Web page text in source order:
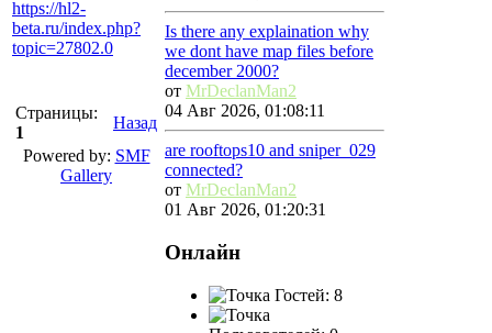
https://hl2-
beta.ru/index.php?
topic=27802.0
Страницы:
1
Назад
Powered by: SMF
Gallery
Is there any explaination why
we dont have map files before
december 2000?
от MrDeclanMan2
04 Авг 2026, 01:08:11
are rooftops10 and sniper_029
connected?
от MrDeclanMan2
01 Авг 2026, 01:20:31
Онлайн
Гостей: 8